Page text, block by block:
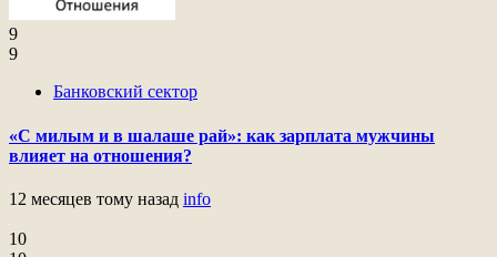
9
9
Банковский сектор
«С милым и в шалаше рай»: как зарплата мужчины
влияет на отношения?
12 месяцев тому назад info
10